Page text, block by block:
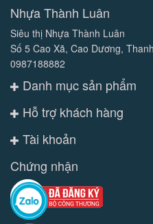
Nhựa Thành Luân
Siêu thị Nhựa Thành Luân
Số 5 Cao Xã, Cao Dương,
0987188882
Danh mục sản phẩm
Hỗ trợ khách hàng
Tài khoản
Chứng nhận